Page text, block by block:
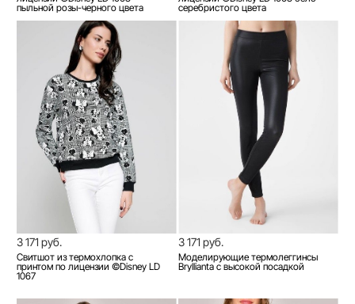
пыльной розы-черного цвета
серебристого цвета
3 171 руб.
Свитшот из термохлопка с
принтом по лицензии ©Disney LD
1067
3 171 руб.
Моделирующие термолеггинсы
Bryllianta с высокой посадкой